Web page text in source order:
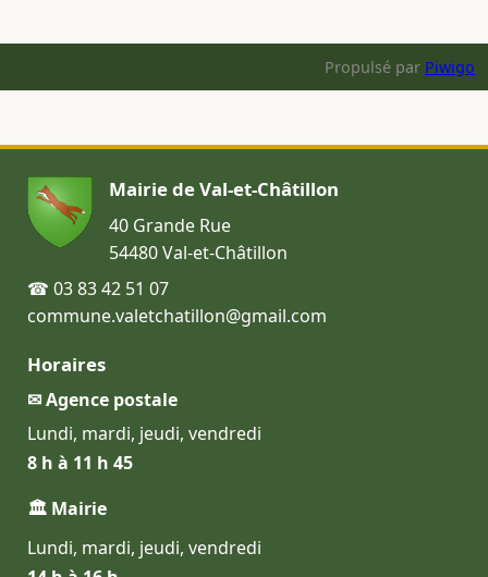
Propulsé par Piwigo
Mairie de Val-et-Châtillon
40 Grande Rue
54480 Val-et-Châtillon
☎ 03 83 42 51 07
commune.valetchatillon@gmail.com
Horaires
✉ Agence postale
Lundi, mardi, jeudi, vendredi
8 h à 11 h 45
🏛 Mairie
Lundi, mardi, jeudi, vendredi